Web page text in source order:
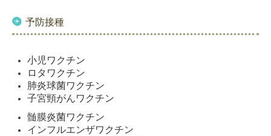
予防接種
小児ワクチン
ロタワクチン
肺炎球菌ワクチン
子宮頸がんワクチン
髄膜炎菌ワクチン
インフルエンザワクチン